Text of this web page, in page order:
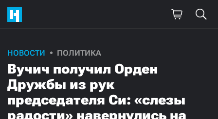
НОВОСТИ ПОЛИТИКА
Вучич получил Орден
Дружбы из рук
председателя Си: «слезы
радости» навернулись на